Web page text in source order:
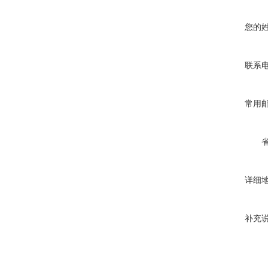
您的
联系
常用
详细
补充